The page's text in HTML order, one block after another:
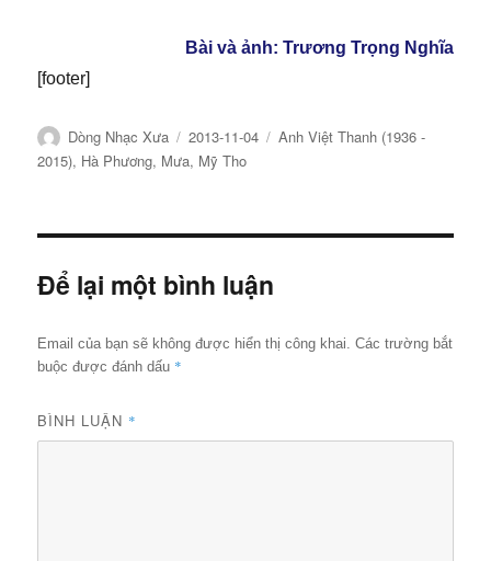
Bài và ảnh: Trương Trọng Nghĩa
[footer]
Tác
giả
Dòng Nhạc Xưa
Đăng
ngày
2013-11-04
Chuyên
Anh Việt Thanh (1936 -
2015), Hà Phương, Mưa, Mỹ Tho
Để lại một bình luận
Email của bạn sẽ không được hiển thị công khai. Các trường bắt
buộc được đánh dấu *
BÌNH LUẬN *